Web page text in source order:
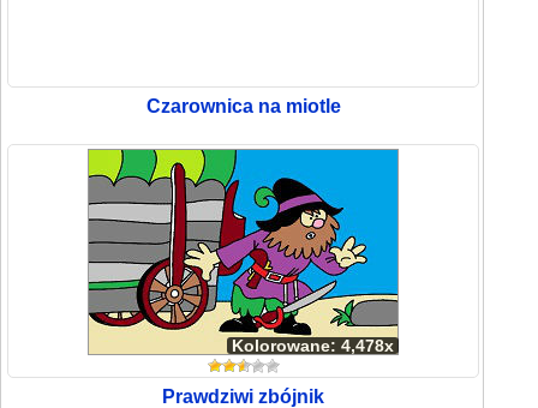
Czarownica na miotle
Kolorowane: 4,478x
Prawdziwi zbójnik